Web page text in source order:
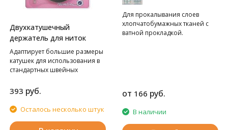
Двухкатушечный
держатель для ниток
Адаптирует большие размеры
катушек для использования в
стандартных швейных
393 руб.
Осталось несколько штук
Для прокалывания слоев
хлопчатобумажных тканей с
ватной прокладкой.
от 166 руб.
В наличии